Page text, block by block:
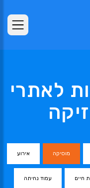
לאתרי
מוסיקה אירוע
חיים עמוד נחיתה